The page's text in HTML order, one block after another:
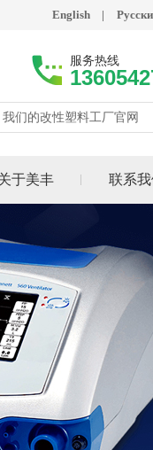
English |
服务热线
我们的改性塑料工厂官网
于美丰 联系